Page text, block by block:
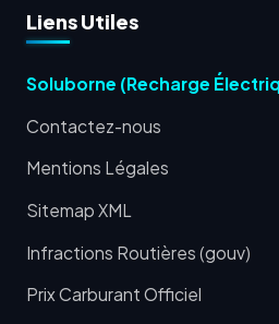
Liens Utiles
Soluborne (Recharge
Contactez-nous
Mentions Légales
Sitemap XML
Infractions Routières (gouv)
Prix Carburant Officiel